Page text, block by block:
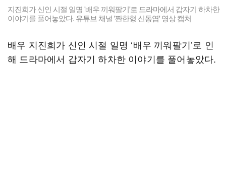
지진희가 신인 시절 일명 '배우 끼워팔기'로 드라마에서 갑자기 하차한
이야기를 풀어놓았다. 유튜브 채널 '짠한형 신동엽' 영상 캡처
배우 지진희가 신인 시절 일명 ‘배우 끼워팔기’로 인
해 드라마에서 갑자기 하차한 이야기를 풀어놓았다.